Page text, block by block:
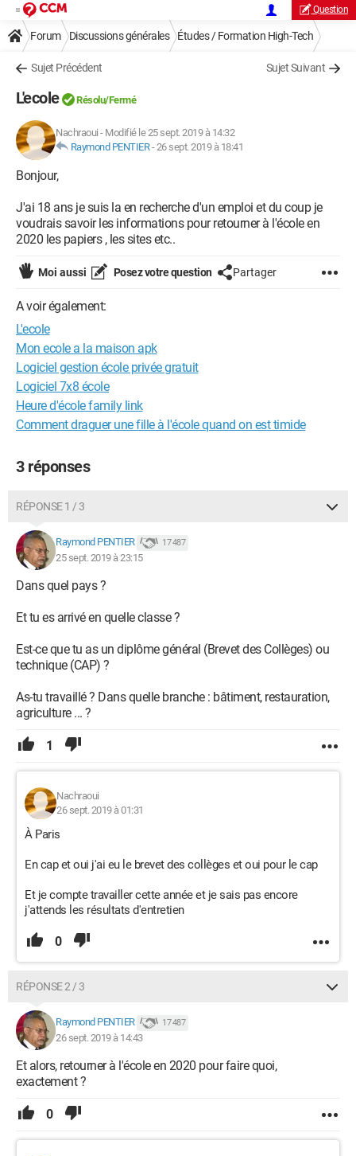
Question
Forum Discussions générales Études / Formation High-Tech
Sujet Précédent Sujet Suivant
L'ecole Résolu/Fermé
Nachraoui - Modifié le 25 sept. 2019 à 14:32
Raymond PENTIER-26 sept. 2019 à 18:41
Bonjour,
J'ai 18 ans je suis la en recherche d'un emploi et du coup je
voudrais savoir les informations pour retourner à l'école en
2020 les papiers , les sites etc..
Moi aussi Posez votre question Partager
A voir également:
L'ecole
Mon ecole a la maison apk
Logiciel gestion école privée gratuit
Logiciel 7x8 école
Heure d'école family link
Comment draguer une fille à l'école quand on est timide
3 réponses
RÉPONSE 1 / 3
Raymond PENTIER 17 487
25 sept. 2019 à 23:15
Dans quel pays ?
Et tu es arrivé en quelle classe ?
Est-ce que tu as un diplôme général (Brevet des Collèges) ou
technique (CAP) ?
As-tu travaillé ? Dans quelle branche : bâtiment, restauration,
agriculture ... ?
1
Nachraoui
26 sept. 2019 à 01:31
À Paris
En cap et oui j'ai eu le brevet des collèges et oui pour le cap
Et je compte travailler cette année et je sais pas encore
j'attends les résultats d'entretien
0
RÉPONSE 2 / 3
Raymond PENTIER 17 487
26 sept. 2019 à 14:43
Et alors, retourner à l'école en 2020 pour faire quoi,
exactement ?
0